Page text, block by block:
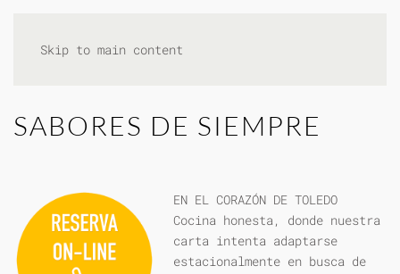
Skip to main content
SABORES DE SIEMPRE
EN EL CORAZÓN DE TOLEDO
Cocina honesta, donde nuestra
carta intenta adaptarse
estacionalmente en busca de